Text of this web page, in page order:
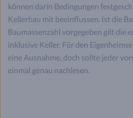
können darin Bedingungen
Kellerbau mit beeinflussen. Ist die
Baumassenzahl vorgegeben gilt die
inklusive Keller. Für den
eine Ausnahme, doch sollte jeder
einmal genau nachlesen.